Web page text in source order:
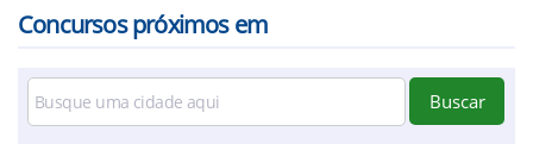
Concursos próximos em
Buscar